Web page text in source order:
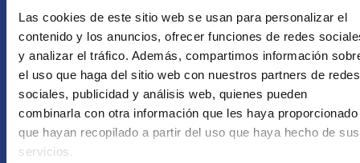
Las cookies de este sitio web se usan para personalizar el
contenido y los anuncios, ofrecer funciones de redes
y analizar el tráfico. Además, compartimos información
el uso que haga del sitio web con nuestros partners de redes
sociales, publicidad y análisis web, quienes pueden
combinarla con otra información que les haya proporcionado
que hayan recopilado a partir del uso que haya hecho de sus
servicios.
Atención Postventa
+51 958418476
+51 977624112
Acerca de Nosotros